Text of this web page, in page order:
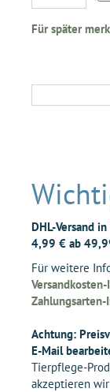
Für später
DHL-Versand
4,99 € ab
Für weitere
Zahlungsarten-
Achtung:
E-Mail
Tierpflege-
akzeptieren